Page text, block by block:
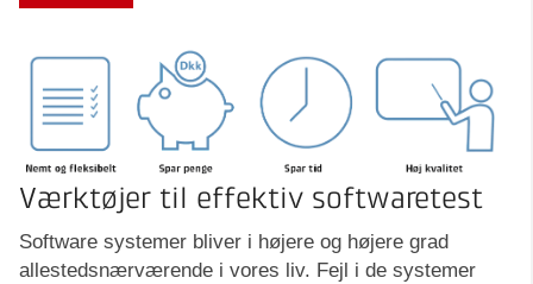
Værktøjer til effektiv softwaretest
Software systemer bliver i højere og højere grad
allestedsnærværende i vores liv. Fejl i de systemer